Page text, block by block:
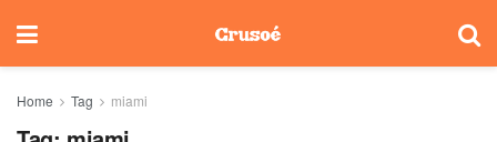
Home Tag miami